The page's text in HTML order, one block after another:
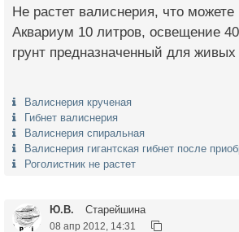
Не растет валиснерия, что можете
Аквариум 10 литров, освещение
грунт предназначенный для живых
Валиснерия крученая
Гибнет валиснерия
Валиснерия спиральная
Валиснерия гигантская гибнет после
Роголистник не растет
Ю.В. Старейшина
08 апр 2012, 14:31